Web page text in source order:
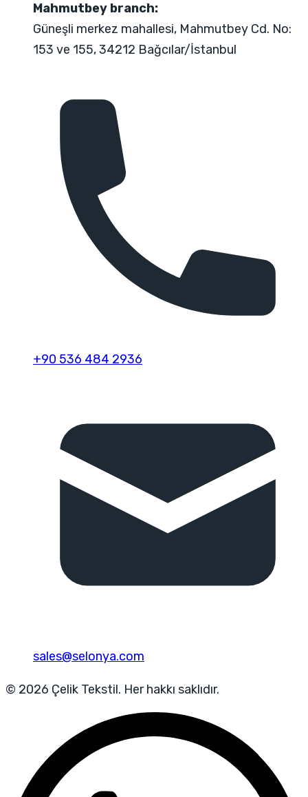
Mahmutbey branch:
Güneşli merkez mahallesi, Mahmutbey Cd. No:
153 ve 155, 34212 Bağcılar/İstanbul
+90 536 484 2936
sales@selonya.com
© 2026 Çelik Tekstil. Her hakkı saklıdır.